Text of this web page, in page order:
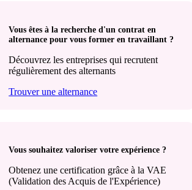
Vous êtes à la recherche d'un contrat en
alternance pour vous former en travaillant ?
Découvrez les entreprises qui recrutent
régulièrement des alternants
Trouver une alternance
Vous souhaitez valoriser votre expérience ?
Obtenez une certification grâce à la VAE
(Validation des Acquis de l'Expérience)